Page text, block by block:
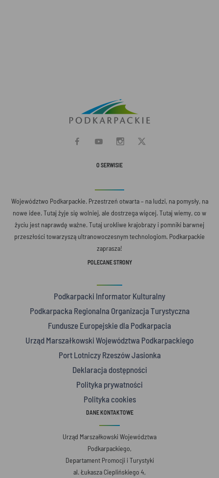
O SERWISIE
Województwo Podkarpackie. Przestrzeń otwarta – na ludzi, na pomysły, na
nowe idee. Tutaj żyje się wolniej, ale dostrzega więcej. Tutaj wiemy, co w
życiu jest naprawdę ważne. Tutaj urokliwe krajobrazy i pomniki barwnej
przeszłości towarzyszą ultranowoczesnym technologiom. Podkarpackie
zaprasza!
POLECANE STRONY
Podkarpacki Informator Kulturalny
Podkarpacka Regionalna Organizacja Turystyczna
Fundusze Europejskie dla Podkarpacia
Urząd Marszałkowski Województwa Podkarpackiego
Port Lotniczy Rzeszów Jasionka
Deklaracja dostępności
Polityka prywatności
Polityka cookies
DANE KONTAKTOWE
Urząd Marszałkowski Województwa
Podkarpackiego,
Departament Promocji i Turystyki
al. Łukasza Cieplińskiego 4,